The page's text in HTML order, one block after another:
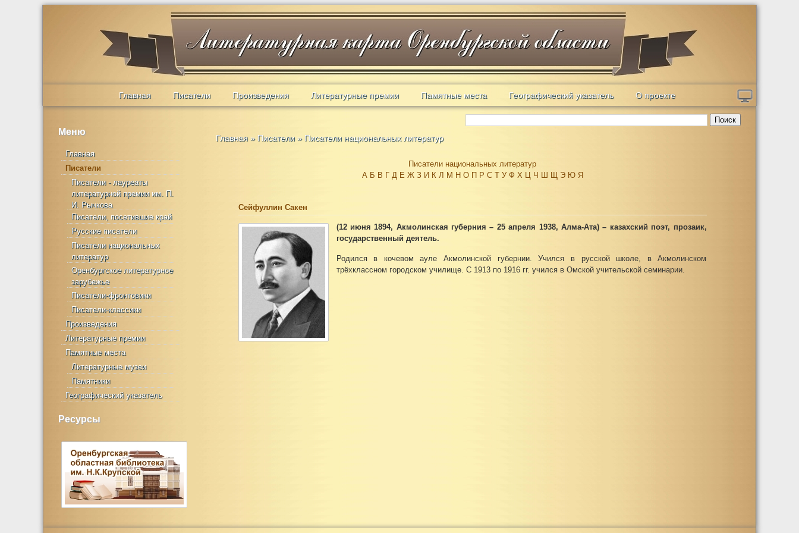
Главная Писатели Произведения Литературные премии Памятные места Географический указатель О проекте
Поиск
Меню
Главная
Писатели
Писатели - лауреаты
литературной премии им. П.
И. Рычкова
Писатели, посетившие край
Русские писатели
Писатели национальных
литератур
Оренбургское литературное
зарубежье
Писатели-фронтовики
Писатели-классики
Произведения
Литературные премии
Памятные места
Литературные музеи
Памятники
Географический указатель
Ресурсы
Главная » Писатели » Писатели национальных литератур
Писатели национальных литератур
А Б В Г Д Е Ж З И К Л М Н О П Р С Т У Ф Х Ц Ч Ш Щ Э Ю Я
Сейфуллин Сакен
(12 июня 1894, Акмолинская губерния – 25 апреля 1938, Алма-Ата) – казахский поэт, прозаик,
государственный деятель.
Родился в кочевом ауле Акмолинской губернии. Учился в русской школе, в Акмолинском
трёхклассном городском училище. С 1913 по 1916 гг. учился в Омской учительской семинарии.